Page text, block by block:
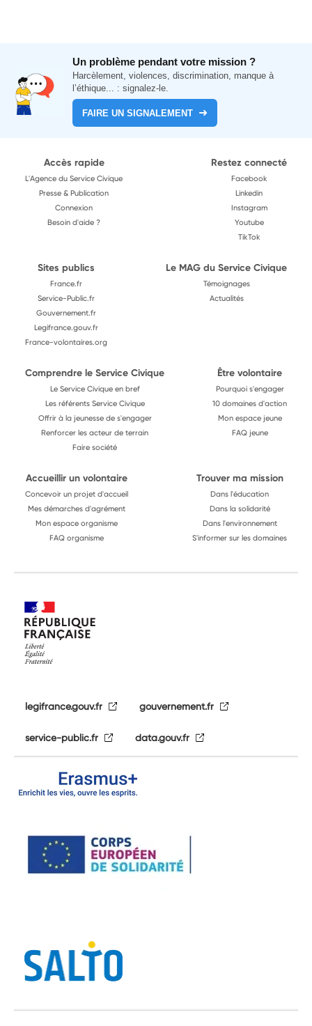
Un problème pendant votre mission ?
Harcèlement, violences, discrimination, manque à
l’éthique... : signalez-le.
FAIRE UN SIGNALEMENT
Accès rapide
L'Agence du Service Civique
Presse & Publication
Connexion
Besoin d'aide ?
Restez connecté
Facebook
Linkedin
Instagram
Youtube
TikTok
Sites publics
France.fr
Service-Public.fr
Gouvernement.fr
Legifrance.gouv.fr
France-volontaires.org
Le MAG du Service Civique
Témoignages
Actualités
Comprendre le Service Civique
Le Service Civique en bref
Les référents Service Civique
Offrir à la jeunesse de s'engager
Renforcer les acteur de terrain
Faire société
Être volontaire
Pourquoi s'engager
10 domaines d'action
Mon espace jeune
FAQ jeune
Accueillir un volontaire
Concevoir un projet d'accueil
Mes démarches d'agrément
Mon espace organisme
FAQ organisme
Trouver ma mission
Dans l'éducation
Dans la solidarité
Dans l'environnement
S'informer sur les domaines
legifrance.gouv.fr gouvernement.fr
service-public.fr data.gouv.fr